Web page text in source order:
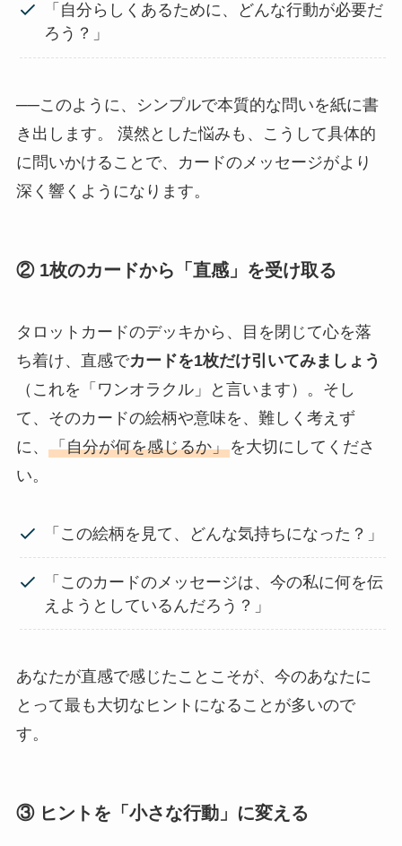
「自分らしくあるために、どんな行動が必要だ
ろう？」
──このように、シンプルで本質的な問いを紙に書
き出します。 漠然とした悩みも、こうして具体的
に問いかけることで、カードのメッセージがより
深く響くようになります。
② 1枚のカードから「直感」を受け取る
タロットカードのデッキから、目を閉じて心を落
ち着け、直感でカードを1枚だけ引いてみましょう
（これを「ワンオラクル」と言います）。そし
て、そのカードの絵柄や意味を、難しく考えず
に、 「自分が何を感じるか」を大切にしてくださ
い。
「この絵柄を見て、どんな気持ちになった？」
「このカードのメッセージは、今の私に何を伝
えようとしているんだろう？」
あなたが直感で感じたことこそが、今のあなたに
とって最も大切なヒントになることが多いので
す。
③ ヒントを「小さな行動」に変える